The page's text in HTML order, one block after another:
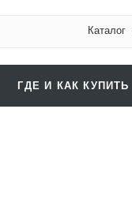
Каталог
ГДЕ И КАК КУПИТЬ